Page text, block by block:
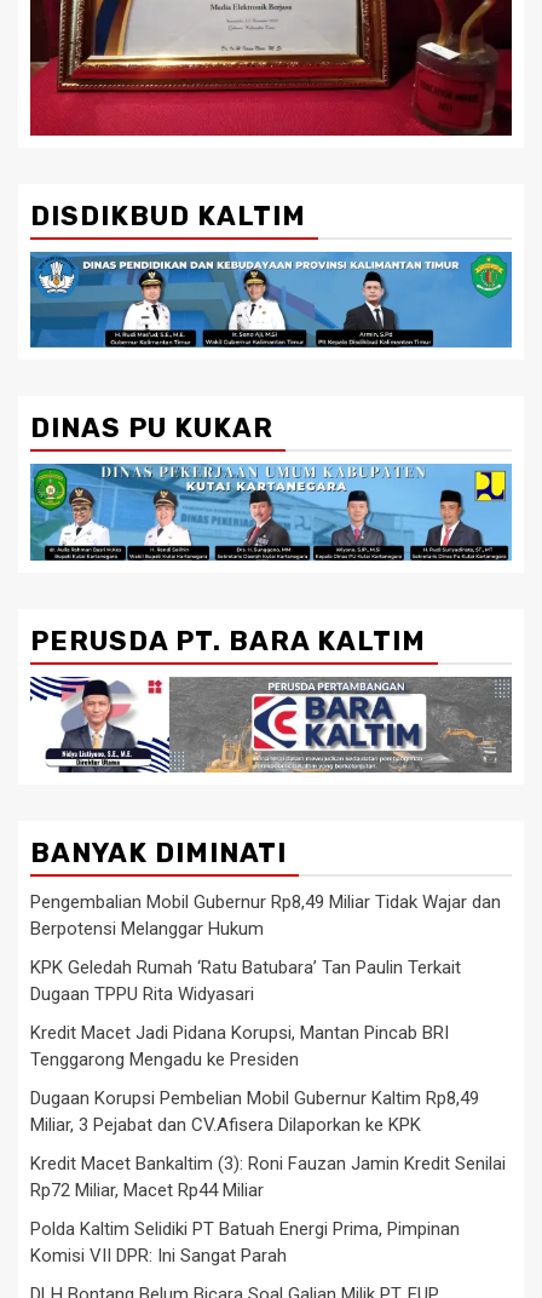
DISDIKBUD KALTIM
DINAS PU KUKAR
PERUSDA PT. BARA KALTIM
BANYAK DIMINATI
Pengembalian Mobil Gubernur Rp8,49 Miliar Tidak Wajar dan
Berpotensi Melanggar Hukum
KPK Geledah Rumah ‘Ratu Batubara’ Tan Paulin Terkait
Dugaan TPPU Rita Widyasari
Kredit Macet Jadi Pidana Korupsi, Mantan Pincab BRI
Tenggarong Mengadu ke Presiden
Dugaan Korupsi Pembelian Mobil Gubernur Kaltim Rp8,49
Miliar, 3 Pejabat dan CV.Afisera Dilaporkan ke KPK
Kredit Macet Bankaltim (3): Roni Fauzan Jamin Kredit Senilai
Rp72 Miliar, Macet Rp44 Miliar
Polda Kaltim Selidiki PT Batuah Energi Prima, Pimpinan
Komisi VII DPR: Ini Sangat Parah